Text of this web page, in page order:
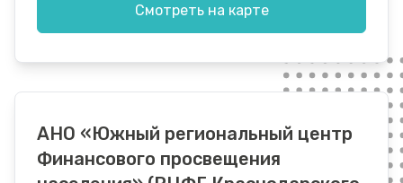
Смотреть на карте
АНО «Южный региональный центр
Финансового просвещения